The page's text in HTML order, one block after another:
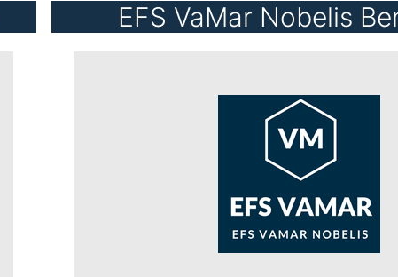
EFS VaMar Nobelis